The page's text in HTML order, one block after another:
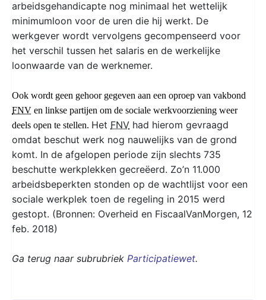
arbeidsgehandicapte nog minimaal het wettelijk
minimumloon voor de uren die hij werkt. De
werkgever wordt vervolgens gecompenseerd voor
het verschil tussen het salaris en de werkelijke
loonwaarde van de werknemer.
Ook wordt geen gehoor gegeven aan een oproep van vakbond
FNV en linkse partijen om de sociale werkvoorziening weer
deels open te stellen. Het FNV had hierom gevraagd
omdat beschut werk nog nauwelijks van de grond
komt. In de afgelopen periode zijn slechts 735
beschutte werkplekken gecreëerd. Zo’n 11.000
arbeidsbeperkten stonden op de wachtlijst voor een
sociale werkplek toen de regeling in 2015 werd
gestopt. (Bronnen: Overheid en FiscaalVanMorgen, 12
feb. 2018)
Ga terug naar subrubriek Participatiewet.